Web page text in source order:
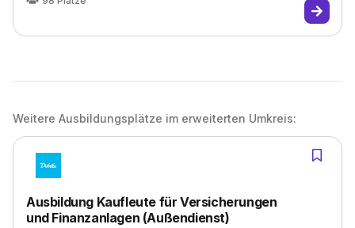
Weitere Ausbildungsplätze im erweiterten Umkreis:
Ausbildung Kaufleute für Versicherungen
und Finanzanlagen (Außendienst)